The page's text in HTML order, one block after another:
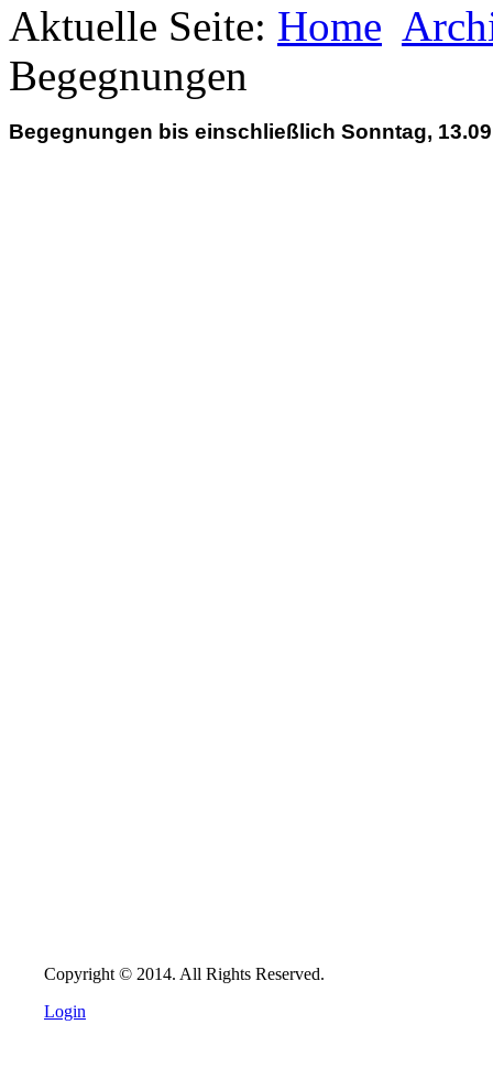
Aktuelle Seite: Home
Begegnungen
Copyright © 2014. All Rights Reserved.
Login